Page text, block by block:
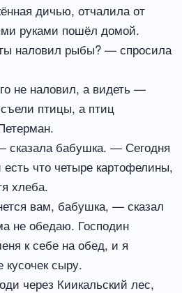
дичью, отчалила от
руками пошёл домой.
наловил рыбы? — спросила
не наловил, а видеть —
птицы, а птиц
бабушка. — Сегодня
что четыре картофелины,
хлеба.
вам, бабушка, — сказал
не обедаю. Господин
к себе на обед, и я
кусочек сыру.
через Киикальский лес,